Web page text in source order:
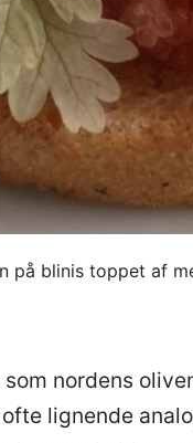
på blinis toppet af
nordens
lignende